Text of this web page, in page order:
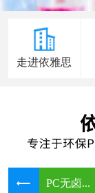
走进依雅思
PC无卤...